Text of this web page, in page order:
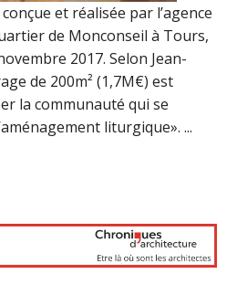
et réalisée par l’agence
de Monconseil à Tours,
2017. Selon Jean-
de 200m² (1,7M€) est
la communauté qui se
liturgique». ...